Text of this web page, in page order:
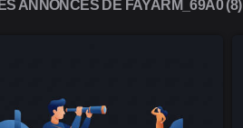
ANNONCES DE FAYARM_69A0 (8)